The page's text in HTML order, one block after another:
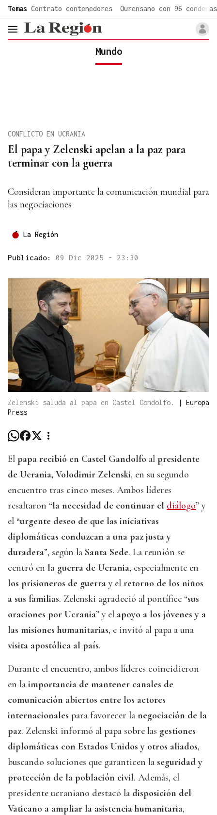
Temas Contrato contenedores Ourensano con 96 condenas
header.menu.open
Mundo
El papa y Zelenski apelan a la paz para
terminar con la guerra
CONFLICTO EN UCRANIA
Consideran importante la comunicación mundial para
las negociaciones
La Región
Publicado: 09 Dic 2025 - 23:30
Zelenski saluda al papa en Castel Gondolfo. | Europa
Press
El papa recibió en Castel Gandolfo al presidente
de Ucrania, Volodimir Zelenski, en su segundo
encuentro tras cinco meses. Ambos líderes
resaltaron “la necesidad de continuar el diálogo” y
el “urgente deseo de que las iniciativas
diplomáticas conduzcan a una paz justa y
duradera”, según la Santa Sede. La reunión se
centró en la guerra de Ucrania, especialmente en
los prisioneros de guerra y el retorno de los niños
a sus familias. Zelenski agradeció al pontífice “sus
oraciones por Ucrania” y el apoyo a los jóvenes y a
las misiones humanitarias, e invitó al papa a una
visita apostólica al país.
Durante el encuentro, ambos líderes coincidieron
en la importancia de mantener canales de
comunicación abiertos entre los actores
internacionales para favorecer la negociación de la
paz. Zelenski informó al papa sobre las gestiones
diplomáticas con Estados Unidos y otros aliados,
buscando soluciones que garanticen la seguridad y
protección de la población civil. Además, el
presidente ucraniano destacó la disposición del
Vaticano a ampliar la asistencia humanitaria,